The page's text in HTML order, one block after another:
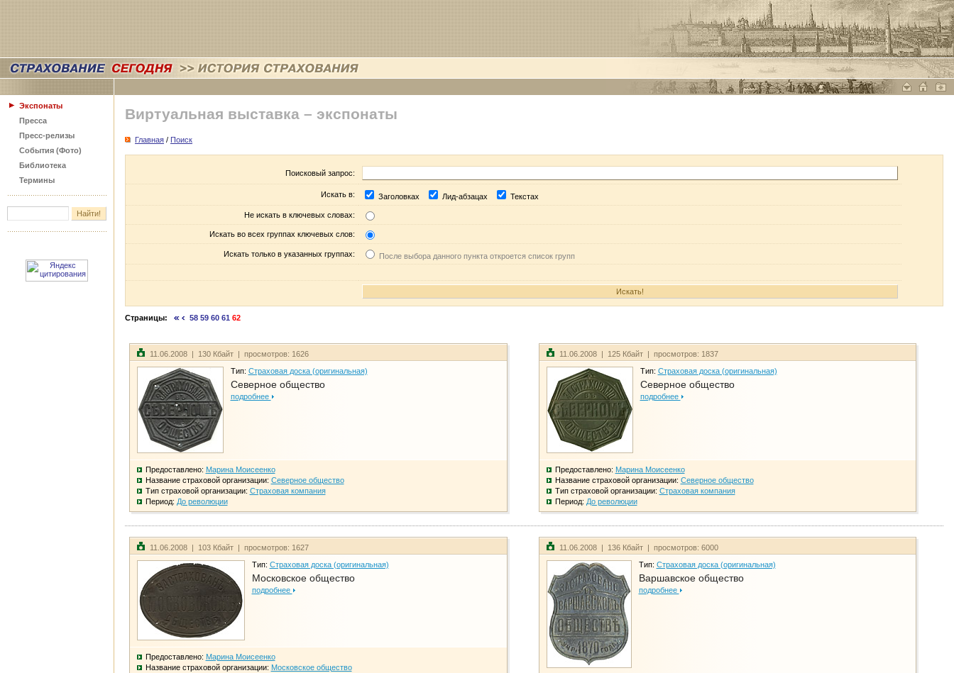
Экспонаты
Пресса
Пресс-релизы
События (Фото)
Библиотека
Термины
Виртуальная выставка – экспонаты
Главная / Поиск
Поисковый запрос:
Искать в: Заголовках Лид-абзацах Текстах
Не искать в ключевых словах:
Искать во всех группах ключевых слов:
Искать только в указанных группах: После выбора данного пункта откроется список групп
Страницы: 58 59 60 61 62
11.06.2008 | 130 Кбайт | просмотров: 1626
Тип: Страховая доска (оригинальная)
Северное общество
подробнее
Предоставлено: Марина Моисеенко
Название страховой организации: Северное общество
Тип страховой организации: Страховая компания
Период: До революции
11.06.2008 | 125 Кбайт | просмотров: 1837
Тип: Страховая доска (оригинальная)
Северное общество
подробнее
Предоставлено: Марина Моисеенко
Название страховой организации: Северное общество
Тип страховой организации: Страховая компания
Период: До революции
11.06.2008 | 103 Кбайт | просмотров: 1627
Тип: Страховая доска (оригинальная)
Московское общество
подробнее
Предоставлено: Марина Моисеенко
Название страховой организации: Московское общество
11.06.2008 | 136 Кбайт | просмотров: 6000
Тип: Страховая доска (оригинальная)
Варшавское общество
подробнее